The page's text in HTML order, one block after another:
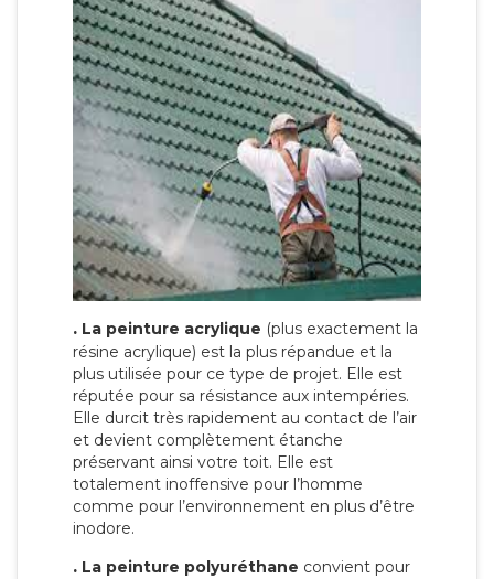
. La peinture acrylique (plus exactement la
résine acrylique) est la plus répandue et la
plus utilisée pour ce type de projet. Elle est
réputée pour sa résistance aux intempéries.
Elle durcit très rapidement au contact de l’air
et devient complètement étanche
préservant ainsi votre toit. Elle est
totalement inoffensive pour l’homme
comme pour l’environnement en plus d’être
inodore.
. La peinture polyuréthane convient pour